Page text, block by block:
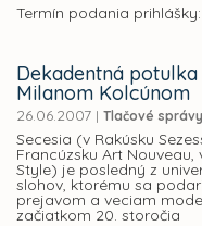
Termín podania prihlášky:
Dekadentná
Milanom Kolcúnom
26.06.2007 | Tlačové správy
Secesia (v Rakúsku
Francúzsku Art
Style) je posledný z
slohov, ktorému sa
prejavom a veciam
začiatkom 20. storočia